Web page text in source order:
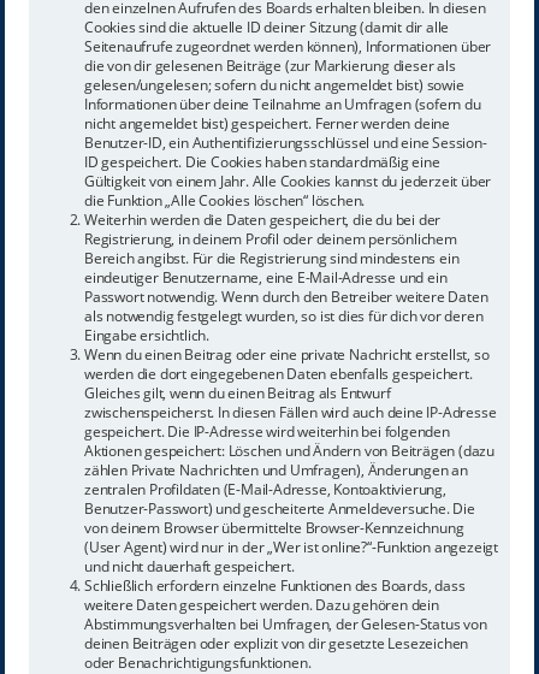
den einzelnen Aufrufen des Boards erhalten bleiben. In diesen
Cookies sind die aktuelle ID deiner Sitzung (damit dir alle
Seitenaufrufe zugeordnet werden können), Informationen über
die von dir gelesenen Beiträge (zur Markierung dieser als
gelesen/ungelesen; sofern du nicht angemeldet bist) sowie
Informationen über deine Teilnahme an Umfragen (sofern du
nicht angemeldet bist) gespeichert. Ferner werden deine
Benutzer-ID, ein Authentifizierungsschlüssel und eine Session-
ID gespeichert. Die Cookies haben standardmäßig eine
Gültigkeit von einem Jahr. Alle Cookies kannst du jederzeit über
die Funktion „Alle Cookies löschen“ löschen.
Weiterhin werden die Daten gespeichert, die du bei der
Registrierung, in deinem Profil oder deinem persönlichem
Bereich angibst. Für die Registrierung sind mindestens ein
eindeutiger Benutzername, eine E-Mail-Adresse und ein
Passwort notwendig. Wenn durch den Betreiber weitere Daten
als notwendig festgelegt wurden, so ist dies für dich vor deren
Eingabe ersichtlich.
Wenn du einen Beitrag oder eine private Nachricht erstellst, so
werden die dort eingegebenen Daten ebenfalls gespeichert.
Gleiches gilt, wenn du einen Beitrag als Entwurf
zwischenspeicherst. In diesen Fällen wird auch deine IP-Adresse
gespeichert. Die IP-Adresse wird weiterhin bei folgenden
Aktionen gespeichert: Löschen und Ändern von Beiträgen (dazu
zählen Private Nachrichten und Umfragen), Änderungen an
zentralen Profildaten (E-Mail-Adresse, Kontoaktivierung,
Benutzer-Passwort) und gescheiterte Anmeldeversuche. Die
von deinem Browser übermittelte Browser-Kennzeichnung
(User Agent) wird nur in der „Wer ist online?“-Funktion angezeigt
und nicht dauerhaft gespeichert.
Schließlich erfordern einzelne Funktionen des Boards, dass
weitere Daten gespeichert werden. Dazu gehören dein
Abstimmungsverhalten bei Umfragen, der Gelesen-Status von
deinen Beiträgen oder explizit von dir gesetzte Lesezeichen
oder Benachrichtigungsfunktionen.